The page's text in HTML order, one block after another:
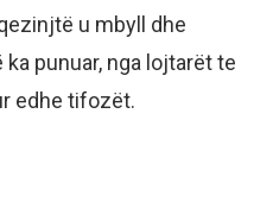
u mbyll dhe
punuar, nga lojtarët te
edhe tifozët.